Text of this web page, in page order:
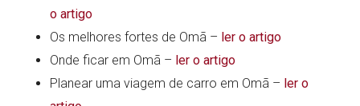
o artigo
Os melhores fortes de Omã – ler o artigo
Onde ficar em Omã – ler o artigo
Planear uma viagem de carro em Omã – ler o